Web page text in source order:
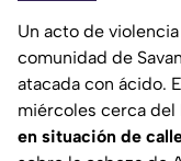
Un acto de
comunidad de
atacada con ácido.
miércoles cerca del
en situación de